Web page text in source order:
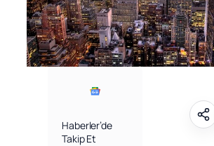
Haberler’de
Takip Et